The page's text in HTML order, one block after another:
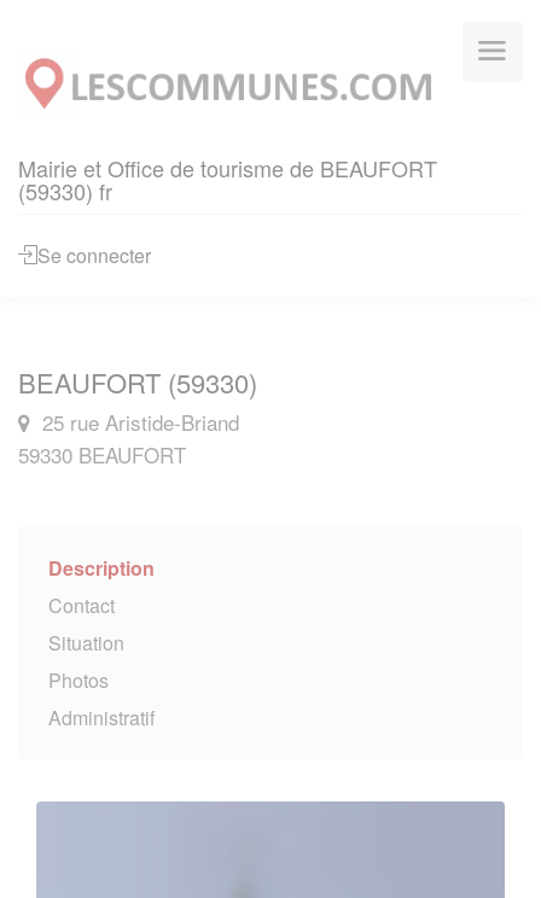
Mairie et Office de tourisme de BEAUFORT
(59330) fr
Se connecter
BEAUFORT (59330)
25 rue Aristide-Briand
59330 BEAUFORT
Description
Contact
Situation
Photos
Administratif